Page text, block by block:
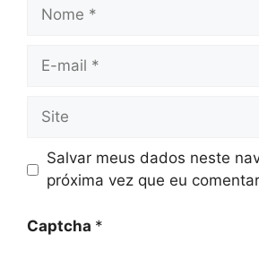
Nome
Site
Salvar meus dados neste
próxima vez que eu
Captcha *